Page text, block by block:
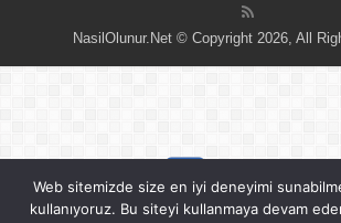
NasilOlunur.Net © Copyright 2026, All
Web sitemizde size en iyi deneyimi
kullanıyoruz. Bu siteyi kullanmaya devam